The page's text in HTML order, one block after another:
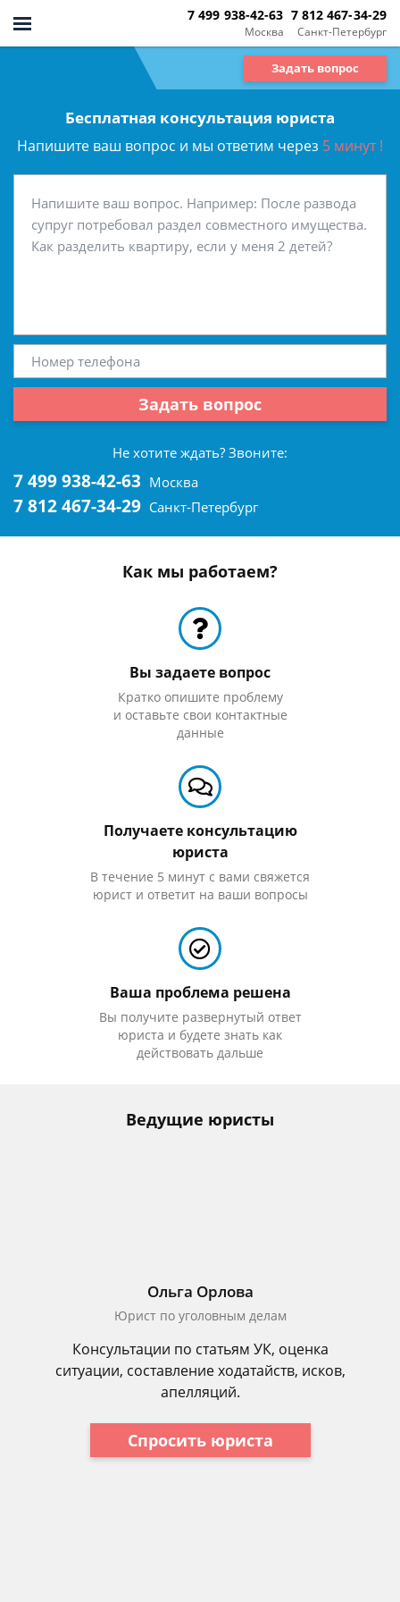
Москва
7 499 938-42-63
Санкт-Петербург
7 812 467-34-29
Задать вопрос
Бесплатная консультация юриста
Напишите ваш вопрос и мы ответим через 5 минут !
Задать вопрос
Не хотите ждать? Звоните:
7 499 938-42-63 Москва
7 812 467-34-29 Санкт-Петербург
Как мы работаем?
Вы задаете вопрос
Кратко опишите проблему
и оставьте свои контактные
данные
Получаете консультацию
юриста
В течение 5 минут с вами свяжется
юрист и ответит на ваши вопросы
Ваша проблема решена
Вы получите развернутый ответ
юриста и будете знать как
действовать дальше
Ведущие юристы
Ольга Орлова
Юрист по уголовным делам
Консультации по статьям УК, оценка
ситуации, составление ходатайств, исков,
апелляций.
Спросить юриста